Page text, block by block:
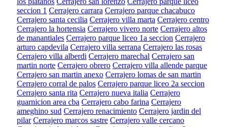
seccion 1 Cerrajero carrara Cerrajero parque chacabuco
Cerrajero santa cecilia Cerrajero villa marta Cerrajero centro
Cerrajero la hortensia Cerrajero vivero norte Cerrajero altos
de manantiales Cerrajero parque liceo 1a seccion Cerrajero
arturo capdevila Cerrajero villa serrana Cerrajero las rosas
Cerrajero villa alberdi Cerrajero marechal Cerrajero san
martin norte Cerrajero obrero Cerrajero villa allende parque
Cerrajero san martin anexo Cerrajero lomas de san martin
Cerrajero corral de palos Cerrajero parque liceo 2a seccion
Cerrajero santa rita Cerrajero nueva italia Cerrajero
guarnicion area cba Cerrajero cabo farina Cerrajero
ameghino sud Cerrajero renacimiento Cerrajero jardin del
pilar Cerrajero marcos sastre Cerrajero valle cercano